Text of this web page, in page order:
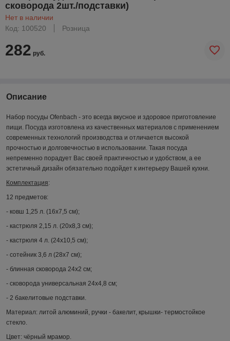
сковорода 2шт./подставки)
Нет в наличии
Код: 100520
Розница
282 руб.
Описание
Набор посуды Ofenbach - это всегда вкусное и здоровое приготовление
пищи. Посуда изготовлена из качественных материалов с применением
современных технологий производства и отличается высокой
прочностью и долговечностью в использовании. Такая посуда
непременно порадует Вас своей практичностью и удобством, а ее
эстетичный дизайн обязательно подойдет к интерьеру Вашей кухни.
Комплектация:
12 предметов:
- ковш 1,25 л. (16х7,5 см);
- кастрюля 2,15 л. (20х8,3 см);
- кастрюля 4 л. (24х10,5 см);
- сотейник 3,6 л (28х7 см);
- блинная сковорода 24х2 см;
- сковорода универсальная 24х4,8 см;
- 2 бакелитовые подставки.
Материал: литой алюминий, ручки - бакелит, крышки- термостойкое
стекло.
Цвет: чёрный мрамор.